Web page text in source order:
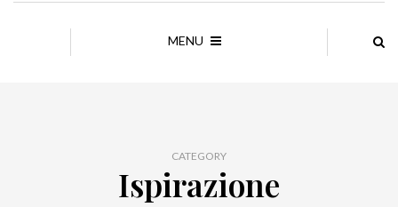
MENU
CATEGORY
Ispirazione